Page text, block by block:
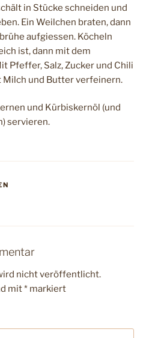
in Stücke schneiden und
Ein Weilchen braten, dann
aufgiessen. Köcheln
ist, dann mit dem
Pfeffer, Salz, Zucker und Chili
Milch und Butter verfeinern.
und Kürbiskernöl (und
servieren.
nicht veröffentlicht.
mit* markiert